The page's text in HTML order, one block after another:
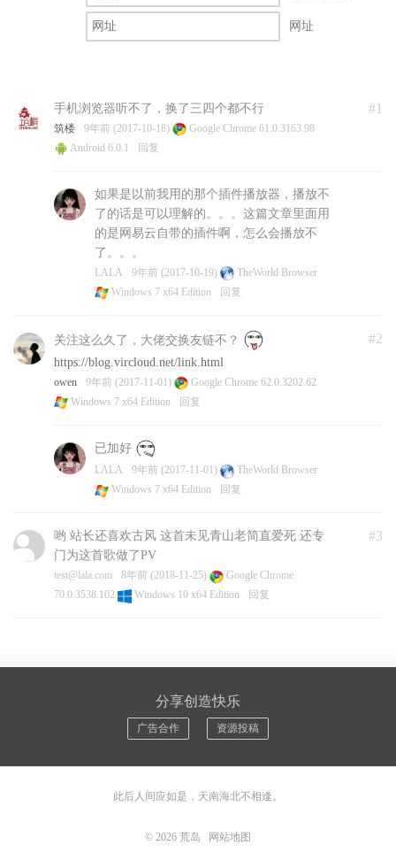
网址
#1
手机浏览器听不了，换了三四个都不行
筑楼 9年前 (2017-10-18)
Google Chrome 61.0.3163.98
Android 6.0.1
回复
如果是以前我用的那个插件播放器，播放不
了的话是可以理解的。。。这篇文章里面用
的是网易云自带的插件啊，怎么会播放不
了。。。
LALA 9年前 (2017-10-19)
TheWorld Browser
Windows 7 x64 Edition
回复
#2
关注这么久了，大佬交换友链不？
https://blog.vircloud.net/link.html
owen 9年前 (2017-11-01)
Google Chrome 62.0.3202.62
Windows 7 x64 Edition
回复
已加好
LALA 9年前 (2017-11-01)
TheWorld Browser
Windows 7 x64 Edition
回复
#3
哟 站长还喜欢古风 这首未见青山老简直爱死 还专
门为这首歌做了PV
test@lala.com 8年前 (2018-11-25)
Google Chrome
70.0.3538.102
Windows 10 x64 Edition 回复
分享创造快乐
广告合作 资源投稿
此后人间应如是，天南海北不相逢。
© 2026 荒岛 网站地图